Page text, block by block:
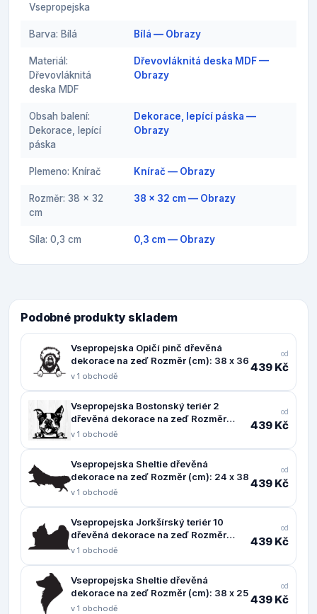
Vsepropejska
Barva: Bílá Bílá — Obrazy
Materiál:
Dřevovláknitá
deska MDF
Dřevovláknitá deska MDF —
Obrazy
Obsah balení:
Dekorace, lepící
páska
Dekorace, lepící páska —
Obrazy
Plemeno: Knírač Knírač — Obrazy
Rozměr: 38 x 32
cm
38 x 32 cm — Obrazy
Síla: 0,3 cm 0,3 cm — Obrazy
Podobné produkty skladem
Vsepropejska Opičí pinč dřevěná
dekorace na zeď Rozměr (cm): 38 x 36
v 1 obchodě
od
439 Kč
Vsepropejska Bostonský teriér 2
dřevěná dekorace na zeď Rozměr
(cm): 37 x 38
v 1 obchodě
od
439 Kč
Vsepropejska Sheltie dřevěná
dekorace na zeď Rozměr (cm): 24 x 38
v 1 obchodě
od
439 Kč
Vsepropejska Jorkšírský teriér 10
dřevěná dekorace na zeď Rozměr
(cm): 24 x 38
v 1 obchodě
od
439 Kč
Vsepropejska Sheltie dřevěná
dekorace na zeď Rozměr (cm): 38 x 25
v 1 obchodě
od
439 Kč